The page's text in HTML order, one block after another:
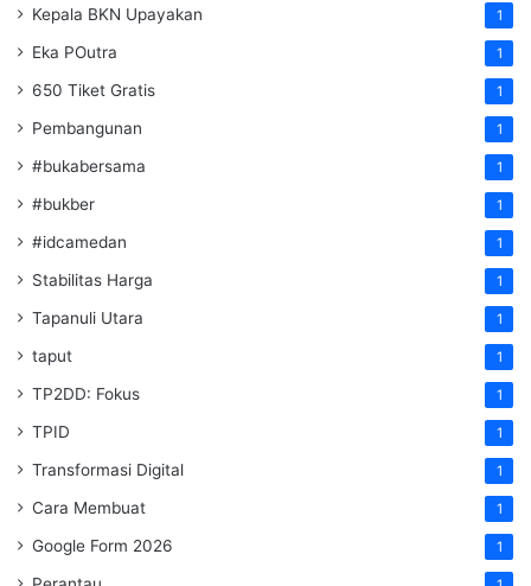
Kepala BKN Upayakan 1
Eka POutra 1
650 Tiket Gratis 1
Pembangunan 1
#bukabersama 1
#bukber 1
#idcamedan 1
Stabilitas Harga 1
Tapanuli Utara 1
taput 1
TP2DD: Fokus 1
TPID 1
Transformasi Digital 1
Cara Membuat 1
Google Form 2026 1